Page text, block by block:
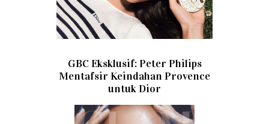
GBC Eksklusif: Peter Philips
Mentafsir Keindahan Provence
untuk Dior